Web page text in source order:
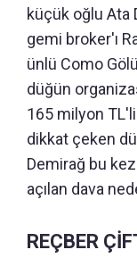
küçük oğlu Ata
gemi broker'ı
ünlü Como
düğün
165 milyon
dikkat çeken
Demirağ bu
açılan dava
REÇBER